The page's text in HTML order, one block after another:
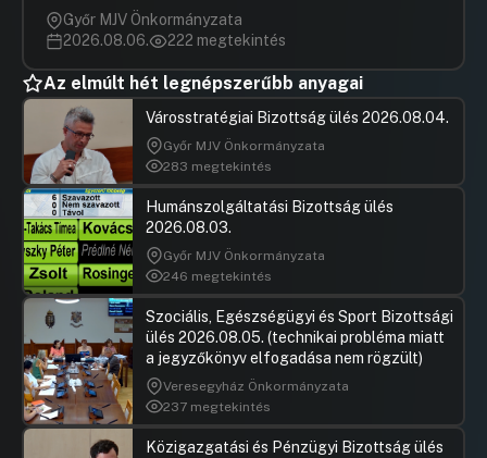
Győr MJV Önkormányzata
2026.08.06.
222 megtekintés
Az elmúlt hét legnépszerűbb anyagai
Városstratégiai Bizottság ülés 2026.08.04.
Győr MJV Önkormányzata
283 megtekintés
Humánszolgáltatási Bizottság ülés
2026.08.03.
Győr MJV Önkormányzata
246 megtekintés
Szociális, Egészségügyi és Sport Bizottsági
ülés 2026.08.05. (technikai probléma miatt
a jegyzőkönyv elfogadása nem rögzült)
Veresegyház Önkormányzata
237 megtekintés
Közigazgatási és Pénzügyi Bizottság ülés